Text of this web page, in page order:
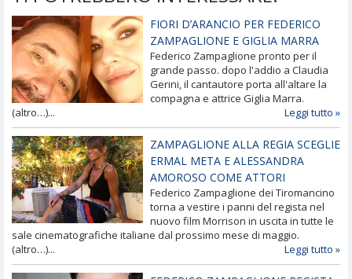
FIORI D’ARANCIO PER FEDERICO
ZAMPAGLIONE E GIGLIA MARRA
Federico Zampaglione pronto per il
grande passo. dopo l'addio a Claudia
Gerini, il cantautore porta all'altare la
compagna e attrice Giglia Marra.
(altro…)...
Leggi tutto »
ZAMPAGLIONE ALLA REGIA SCEGLIE
ERMAL META E ALESSANDRA
AMOROSO COME ATTORI
Federico Zampaglione dei Tiromancino
torna a vestire i panni del regista nel
nuovo film Morrison in uscita in tutte le
sale cinematografiche italiane dal prossimo mese di maggio.
(altro…)...
Leggi tutto »